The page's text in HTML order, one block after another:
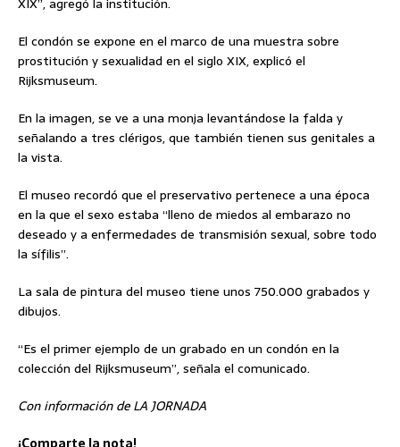
El condón se expone en el marco de una muestra sobre
prostitución y sexualidad en el siglo XIX, explicó el
Rijksmuseum.
En la imagen, se ve a una monja levantándose la falda y
señalando a tres clérigos, que también tienen sus genitales a
la vista.
El museo recordó que el preservativo pertenece a una época
en la que el sexo estaba “lleno de miedos al embarazo no
deseado y a enfermedades de transmisión sexual, sobre todo
la sífilis”.
La sala de pintura del museo tiene unos 750.000 grabados y
dibujos.
“Es el primer ejemplo de un grabado en un condón en la
colección del Rijksmuseum”, señala el comunicado.
Con información de LA JORNADA